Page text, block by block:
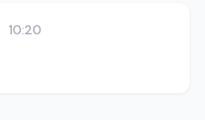
10:20